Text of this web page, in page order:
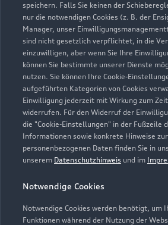
speichern. Falls Sie keinen der
nur die notwendigen Cookies (z. B. der
Manager, unser
sind nicht gesetzlich verpflichtet, in die
einzuwilligen, aber wenn Sie Ihre
können Sie bestimmte unserer Dienste
nutzen. Sie können Ihre Cookie-
aufgeführten Kategorien von Cookies
Einwilligung jederzeit mit Wirkung zum
widerrufen. Für den Widerruf der
die "Cookie-Einstellungen" in der Fußzeile
Informationen sowie konkrete Hinweise
personenbezogenen Daten finden Sie in
unserem Datenschutzhinweis und im
Notwendige Cookies
Notwendige Cookies werden benötigt, um
Funktionen während der Nutzung der
Damit Ihr Audi auch im Sommer
passende Pflege in einer Tasche.
Zur Audi Shopping World